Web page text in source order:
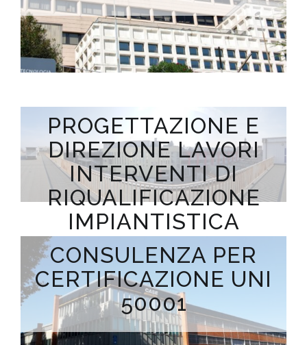
PROGETTAZIONE E
DIREZIONE LAVORI
INTERVENTI DI
RIQUALIFICAZIONE
IMPIANTISTICA
COMUNE DI
CARIGNANO
CONSULENZA PER
CERTIFICAZIONE UNI
50001